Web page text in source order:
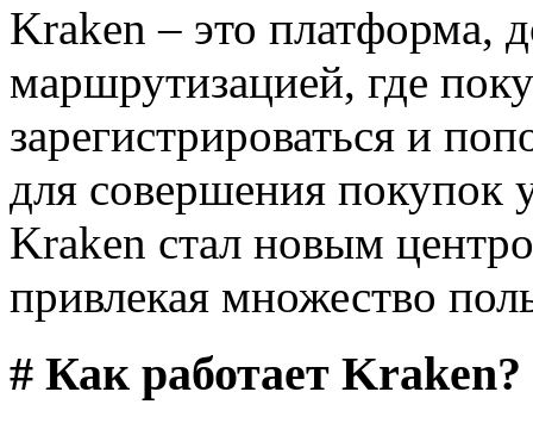
Kraken – это платформа,
маршрутизацией, где
зарегистрироваться и
для совершения покупок
Kraken стал новым
привлекая множество
# Как работает Kraken?